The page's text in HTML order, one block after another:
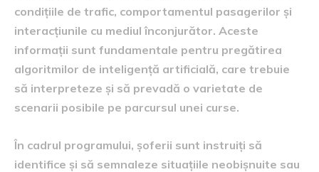
condițiile de trafic, comportamentul pasagerilor și
interacțiunile cu mediul înconjurător. Aceste
informații sunt fundamentale pentru pregătirea
algoritmilor de inteligență artificială, care trebuie
să interpreteze și să prevadă o varietate de
scenarii posibile pe parcursul unei curse.
În cadrul programului, șoferii sunt instruiți să
identifice și să semnaleze situațiile neobișnuite sau